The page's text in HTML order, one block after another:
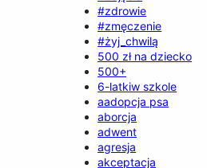
#zdrowie
#zmęczenie
#żyj_chwilą
500 zł na dziecko
500+
6-latkiw szkole
aadopcja psa
aborcja
adwent
agresja
akceptacja